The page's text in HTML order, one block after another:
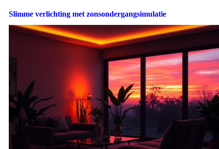
Slimme verlichting met zonsondergangsimulatie